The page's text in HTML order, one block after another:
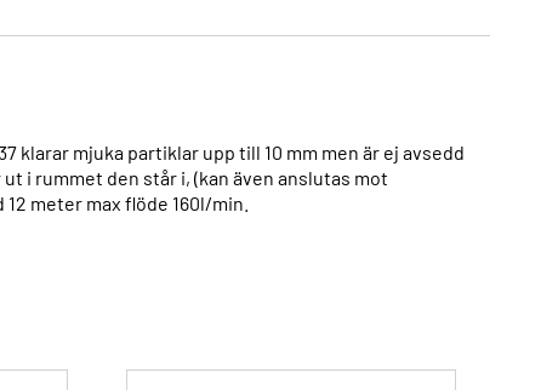
klarar mjuka partiklar upp till 10 mm men är ej avsedd
i rummet den står i, (kan även anslutas mot
meter max flöde 160l/min.